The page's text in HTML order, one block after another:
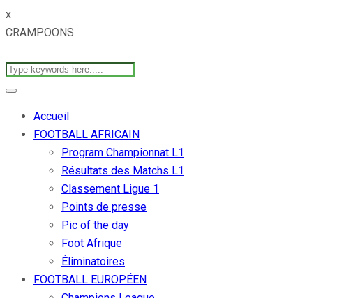
x
CRAMPOONS
Accueil
FOOTBALL AFRICAIN
Program Championnat L1
Résultats des Matchs L1
Classement Ligue 1
Points de presse
Pic of the day
Foot Afrique
Éliminatoires
FOOTBALL EUROPÉEN